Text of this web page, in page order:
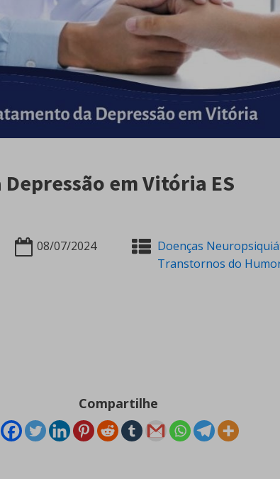
em Vitória ES
08/07/2024 Doenças
Transtornos do
Compartilhe